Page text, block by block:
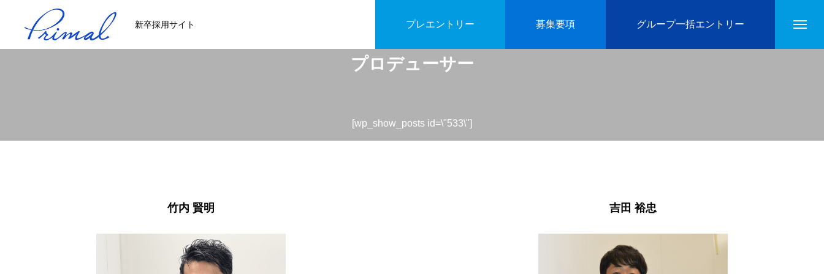
新卒採用サイト プレエントリー 募集要項 グループ一括エントリー
プロデューサー
[wp_show_posts id=\"533\"]
竹内 賢明 吉田 裕忠